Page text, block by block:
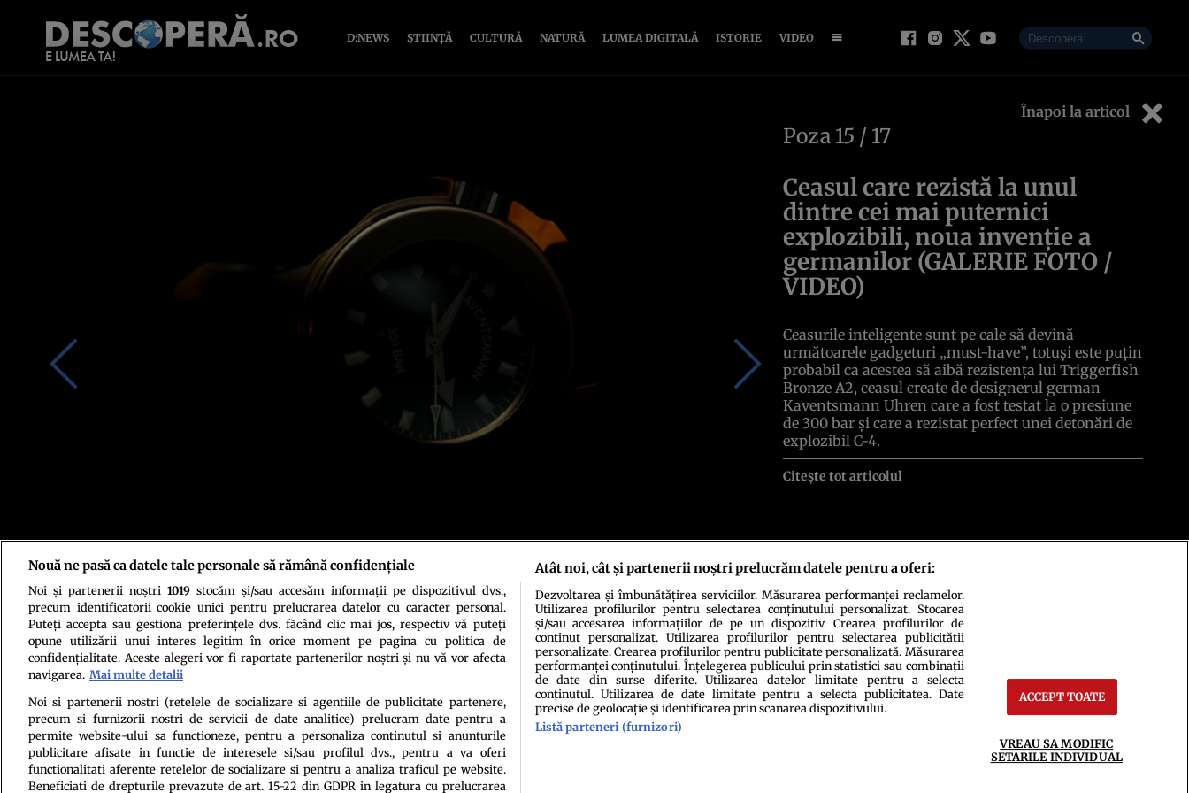
D:NEWS ȘTIINȚĂ CULTURĂ NATURĂ LUMEA DIGITALĂ ISTORIE VIDEO
Înapoi la articol
Poza 15 / 17
Ceasul care rezistă la unul
dintre cei mai puternici
explozibili, noua invenţie a
germanilor (GALERIE FOTO /
VIDEO)
Ceasurile inteligente sunt pe cale să devină
următoarele gadgeturi „must-have”, totuşi este puţin
probabil ca acestea să aibă rezistenţa lui Triggerfish
Bronze A2, ceasul create de designerul german
Kaventsmann Uhren care a fost testat la o presiune
de 300 bar şi care a rezistat perfect unei detonări de
explozibil C-4.
Citește tot articolul
Politica de confidenţialitatePolitica de cookiesTermeni şi condiţii Echipa redacțională ContactSetări Cookies
Nouă ne pasă ca datele tale personale să rămână confidențiale
Noi și partenerii noștri 1019stocăm și/sau accesăm informații pe dispozitivul dvs.,
precum identificatorii cookie unici pentru prelucrarea datelor cu caracter personal.
Puteți accepta sau gestiona preferințele dvs. făcând clic mai jos, respectiv vă puteți
opune utilizării unui interes legitim în orice moment pe pagina cu politica de
confidențialitate. Aceste alegeri vor fi raportate partenerilor noștri și nu vă vor afecta
navigarea. Mai multe detalii
Noi si partenerii nostri (retelele de socializare si agentiile de publicitate partenere,
precum si furnizorii nostri de servicii de date analitice) prelucram date pentru a
permite website-ului sa functioneze, pentru a personaliza continutul si anunturile
publicitare afisate in functie de interesele si/sau profilul dvs., pentru a va oferi
functionalitati aferente retelelor de socializare si pentru a analiza traficul pe website.
Beneficiati de drepturile prevazute de art. 15-22 din GDPR in legatura cu prelucrarea
Atât noi, cât și partenerii noștri prelucrăm datele pentru a oferi:
Dezvoltarea și îmbunătățirea serviciilor. Măsurarea performanței reclamelor.
Utilizarea profilurilor pentru selectarea conținutului personalizat. Stocarea
și/sau accesarea informațiilor de pe un dispozitiv. Crearea profilurilor de
conținut personalizat. Utilizarea profilurilor pentru selectarea publicității
personalizate. Crearea profilurilor pentru publicitate personalizată. Măsurarea
performanței conținutului. Înțelegerea publicului prin statistici sau combinații
de date din surse diferite. Utilizarea datelor limitate pentru a selecta
conținutul. Utilizarea de date limitate pentru a selecta publicitatea. Date
precise de geolocație și identificarea prin scanarea dispozitivului.
Listă parteneri (furnizori)
ACCEPT TOATE
VREAU SA MODIFIC
SETARILE INDIVIDUAL